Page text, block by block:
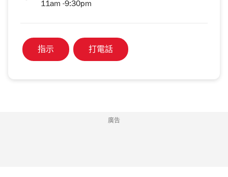
11am -9:30pm
指示 打電話
廣告